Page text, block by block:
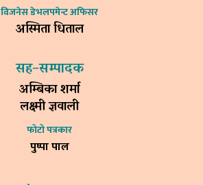
विजनेस डेभलपमेन्ट अफिसर
अस्मिता धिताल
सह–सम्पादक
अम्बिका शर्मा
लक्ष्मी ज्ञवाली
फोटो पत्रकार
पुष्पा पाल